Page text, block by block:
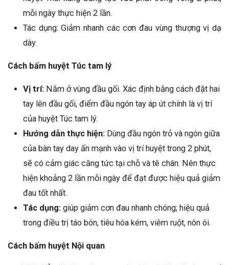
mỗi ngày thực hiện 2 lần.
Tác dụng: Giảm nhanh các cơn đau vùng thượng vị dạ
dày.
Cách bấm huyệt Túc tam lý
Vị trí: Nằm ở vùng đầu gối. Xác định bằng cách đặt hai
tay lên đầu gối, điểm đầu ngón tay áp út chính là vị trí
của huyệt Túc tam lý.
Hướng dẫn thực hiện: Dùng đầu ngón trỏ và ngón giữa
của bàn tay day ấn mạnh vào vị trí huyệt trong 2 phút,
sẽ có cảm giác căng tức tại chỗ và tê chân. Nên thực
hiện khoảng 2 lần mỗi ngày để đạt được hiệu quả giảm
đau tốt nhất.
Tác dụng: giúp giảm cơn đau nhanh chóng; hiệu quả
trong điều trị táo bón, tiêu hóa kém, viêm ruột, nôn ói.
Cách bấm huyệt Nội quan